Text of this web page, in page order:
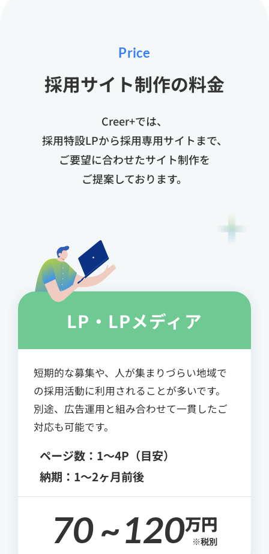
Price
採用サイト制作の料金
Creer+では、
採用特設LPから採用専用サイトまで、
ご要望に合わせたサイト制作を
ご提案しております。
LP・LPメディア
短期的な募集や、人が集まりづらい地域で
の採用活動に利用されることが多いです。
別途、広告運用と組み合わせて一貫したご
対応も可能です。
ページ数：1～4P（目安）
納期：1～2ヶ月前後
70 ~120万円
※税別